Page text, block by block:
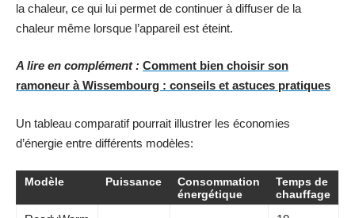
la chaleur, ce qui lui permet de continuer à diffuser de la
chaleur même lorsque l’appareil est éteint.
A lire en complément : Comment bien choisir son
ramoneur à Wissembourg : conseils et astuces pratiques
Un tableau comparatif pourrait illustrer les économies
d’énergie entre différents modèles:
Modèle Puissance
Consommation
énergétique
Temps de
chauffage